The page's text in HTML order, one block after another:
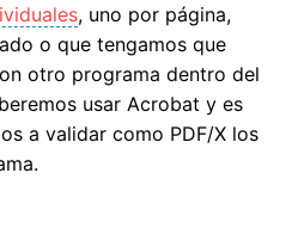
, uno por página,
o que tengamos que
otro programa dentro del
usar Acrobat y es
a validar como PDF/X los